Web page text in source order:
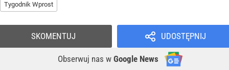
Tygodnik Wprost
UDOSTĘPNIJ
Obserwuj nas w Google News
SKOMENTUJ